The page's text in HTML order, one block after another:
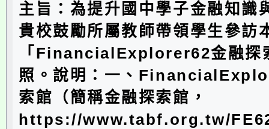
主旨：為提升國中學子金融知識
貴校鼓勵所屬教師帶領學生參訪
「FinancialExplorer62金融探
照。說明：一、
索館（簡稱金融探索館，
https://www.tabf.org.tw/